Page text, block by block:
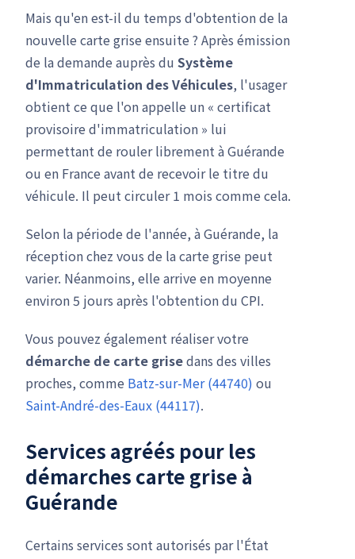
Mais qu'en est-il du temps d'obtention de la
nouvelle carte grise ensuite ? Après émission
de la demande auprès du Système
d'Immatriculation des Véhicules, l'usager
obtient ce que l'on appelle un « certificat
provisoire d'immatriculation » lui
permettant de rouler librement à Guérande
ou en France avant de recevoir le titre du
véhicule. Il peut circuler 1 mois comme cela.
Selon la période de l'année, à Guérande, la
réception chez vous de la carte grise peut
varier. Néanmoins, elle arrive en moyenne
environ 5 jours après l'obtention du CPI.
Vous pouvez également réaliser votre
démarche de carte grisedans des villes
proches, comme Batz-sur-Mer (44740) ou
Saint-André-des-Eaux (44117).
Services agréés pour les
démarches carte grise à
Guérande
Certains services sont autorisés par l'État